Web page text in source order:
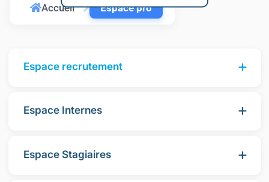
Accueil Espace pro
Espace recrutement +
Espace Internes +
Espace Stagiaires +